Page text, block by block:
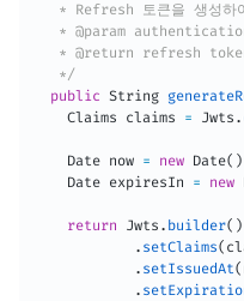
* Refresh 토큰을 생성하
* @param
* @return refresh
   */
public String
Claims claims = Jwts .
Date now = new Date( )
Date expiresIn = new
return Jwts . builder( )
. setClaims(
. setIssuedAt(
.